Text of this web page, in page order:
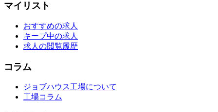
マイリスト
おすすめの求人
キープ中の求人
求人の閲覧履歴
コラム
ジョブハウス工場について
工場コラム